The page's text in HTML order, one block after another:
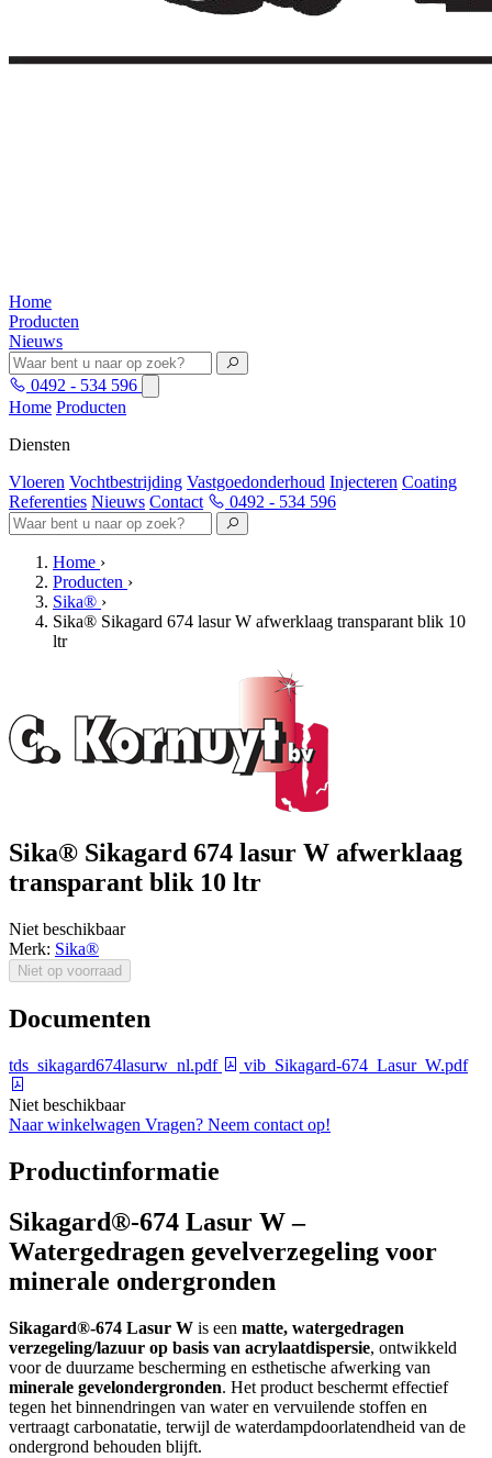
Home
Producten
Nieuws
0492 - 534 596
Home Producten
Diensten
Vloeren Vochtbestrijding Vastgoedonderhoud Injecteren Coating
Referenties Nieuws Contact 0492 - 534 596
Home ›
Producten ›
Sika® ›
Sika® Sikagard 674 lasur W afwerklaag transparant blik 10
ltr
Sika® Sikagard 674 lasur W afwerklaag
transparant blik 10 ltr
Niet beschikbaar
Merk: Sika®
Niet op voorraad
Documenten
tds_sikagard674lasurw_nl.pdf vib_Sikagard-674_Lasur_W.pdf
Niet beschikbaar
Naar winkelwagen Vragen? Neem contact op!
Productinformatie
Sikagard®-674 Lasur W –
Watergedragen gevelverzegeling voor
minerale ondergronden
Sikagard®-674 Lasur W is een matte, watergedragen
verzegeling/lazuur op basis van acrylaatdispersie, ontwikkeld
voor de duurzame bescherming en esthetische afwerking van
minerale gevelondergronden. Het product beschermt effectief
tegen het binnendringen van water en vervuilende stoffen en
vertraagt carbonatatie, terwijl de waterdampdoorlatendheid van de
ondergrond behouden blijft.